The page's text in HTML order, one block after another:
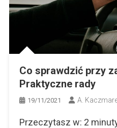
Co sprawdzić przy
Praktyczne rady
19/11/2021 A.
Przeczytasz w: 2